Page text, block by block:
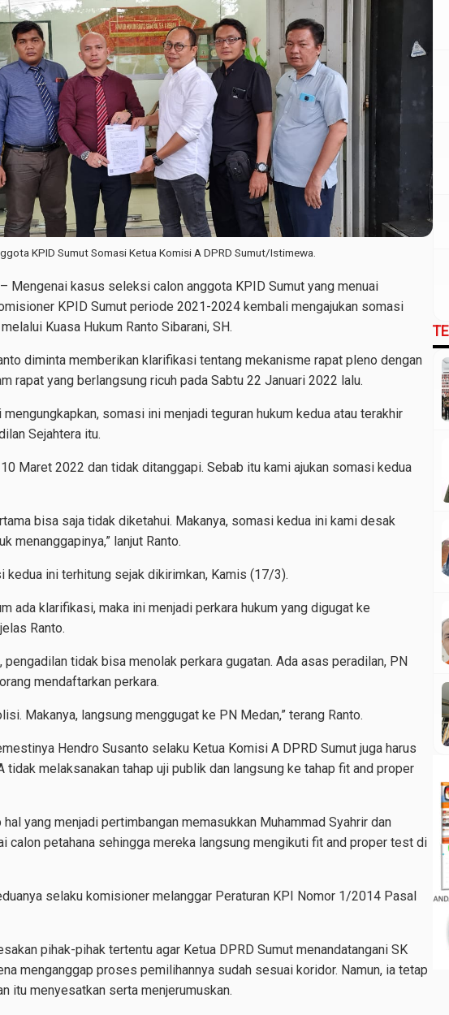
KPID Sumut Somasi Ketua Komisi A DPRD Sumut/Istimewa.
Mengenai kasus seleksi calon anggota KPID Sumut yang menuai
KPID Sumut periode 2021-2024 kembali mengajukan somasi
Kuasa Hukum Ranto Sibarani, SH.
diminta memberikan klarifikasi tentang mekanisme rapat pleno dengan
rapat yang berlangsung ricuh pada Sabtu 22 Januari 2022 lalu.
mengungkapkan, somasi ini menjadi teguran hukum kedua atau terakhir
Sejahtera itu.
Maret 2022 dan tidak ditanggapi. Sebab itu kami ajukan somasi kedua
bisa saja tidak diketahui. Makanya, somasi kedua ini kami desak
menanggapinya,” lanjut Ranto.
kedua ini terhitung sejak dikirimkan, Kamis (17/3).
ada klarifikasi, maka ini menjadi perkara hukum yang digugat ke
Ranto.
pengadilan tidak bisa menolak perkara gugatan. Ada asas peradilan, PN
mendaftarkan perkara.
Makanya, langsung menggugat ke PN Medan,” terang Ranto.
Hendro Susanto selaku Ketua Komisi A DPRD Sumut juga harus
tidak melaksanakan tahap uji publik dan langsung ke tahap fit and proper
yang menjadi pertimbangan memasukkan Muhammad Syahrir dan
calon petahana sehingga mereka langsung mengikuti fit and proper test di
selaku komisioner melanggar Peraturan KPI Nomor 1/2014 Pasal
pihak-pihak tertentu agar Ketua DPRD Sumut menandatangani SK
menganggap proses pemilihannya sudah sesuai koridor. Namun, ia tetap
itu menyesatkan serta menjerumuskan.